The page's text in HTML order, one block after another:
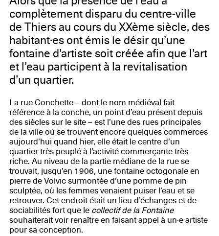
complètement disparu du centre-ville
de Thiers au cours du XXème siècle, des
habitant·es ont émis le désir qu’une
fontaine d’artiste soit créée afin que l’art
et l’eau participent à la revitalisation
d’un quartier.
La rue Conchette – dont le nom médiéval fait
référence à la conche, un point d’eau présent depuis
des siècles sur le site – est l’une des rues principales
de la ville où se trouvent encore quelques commerces
aujourd’hui quand hier, elle était le centre d’un
quartier très peuplé à l’activité commerçante très
riche. Au niveau de la partie médiane de la rue se
trouvait, jusqu’en 1906, une fontaine octogonale en
pierre de Volvic surmontée d’une pomme de pin
sculptée, où les femmes venaient puiser l’eau et se
retrouver. Cet endroit était un lieu d’échanges et de
sociabilités fort que le collectif de la Fontaine
souhaiterait voir renaître en faisant appel à un·e artiste
pour sa conception.